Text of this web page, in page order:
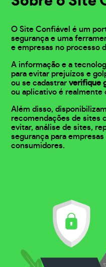
O Site Confiável é um
segurança e uma
e empresas no processo
A informação e a
para evitar prejuízos e
ou se cadastrarverifique
ou aplicativo é realmente
Além disso,
recomendações de sites
evitar, análise de sites,
segurança para
consumidores.